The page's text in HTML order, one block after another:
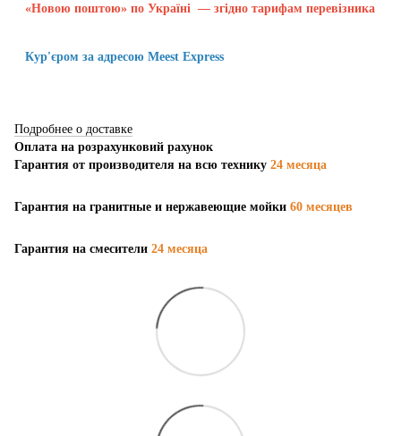
«Новою поштою» по Україні — згідно тарифам перевізника
Кур'єром за адресою Meest Express
Подробнее о доставке
Оплата на розрахунковий рахунок
Гарантия от производителя на всю технику 24 месяца
Гарантия на гранитные и нержавеющие мойки 60 месяцев
Гарантия на смесители 24 месяца